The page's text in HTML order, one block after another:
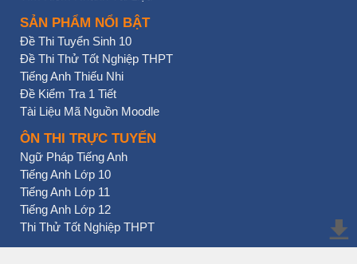
SẢN PHẨM NỔI BẬT
Đề Thi Tuyển Sinh 10
Đề Thi Thử Tốt Nghiệp THPT
Tiếng Anh Thiếu Nhi
Đề Kiểm Tra 1 Tiết
Tài Liệu Mã Nguồn Moodle
ÔN THI TRỰC TUYẾN
Ngữ Pháp Tiếng Anh
Tiếng Anh Lớp 10
Tiếng Anh Lớp 11
Tiếng Anh Lớp 12
Thi Thử Tốt Nghiệp THPT